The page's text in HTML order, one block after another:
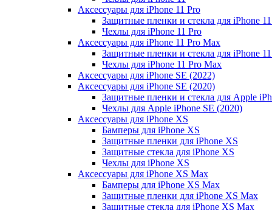
Аксессуары для iPhone 11 Pro
Защитные пленки и стекла для iPhone
Чехлы для iPhone 11 Pro
Аксессуары для iPhone 11 Pro Max
Защитные пленки и стекла для iPhone
Чехлы для iPhone 11 Pro Max
Аксессуары для iPhone SE (2022)
Аксессуары для iPhone SE (2020)
Защитные пленки и стекла для Apple
Чехлы для Apple iPhone SE (2020)
Аксессуары для iPhone ХS
Бамперы для iPhone ХS
Защитные пленки для iPhone ХS
Защитные стекла для iPhone ХS
Чехлы для iPhone ХS
Аксессуары для iPhone ХS Max
Бамперы для iPhone XS Max
Защитные пленки для iPhone XS Max
Защитные стекла для iPhone XS Max